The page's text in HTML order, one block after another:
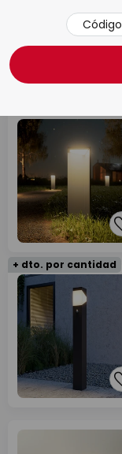
Bolardos
143 Artículo/s
+ dto. por cantidad